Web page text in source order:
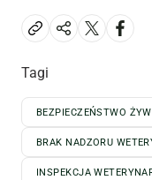
Tagi
BEZPIECZEŃSTWO
BRAK NADZORU
INSPEKCJA